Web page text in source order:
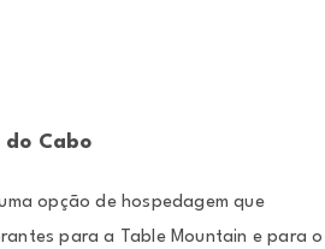
do Cabo
opção de hospedagem que
para a Table Mountain e para o